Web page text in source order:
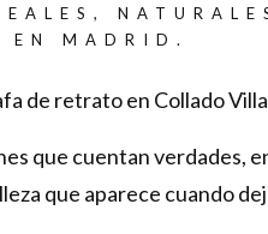
MADRID.
de retrato en Collado
que cuentan verdades,
que aparece cuando